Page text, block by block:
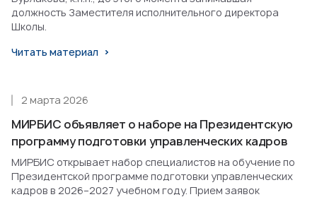
должность Заместителя исполнительного директора
Школы.
Читать материал
МИРБИС объявляет о наборе на Президентскую
программу подготовки управленческих кадров
2 марта 2026
МИРБИС открывает набор специалистов на обучение по
Президентской программе подготовки управленческих
кадров в 2026–2027 учебном году. Прием заявок